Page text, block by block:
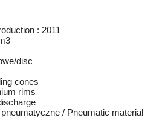
: 2011
disc
cones
rims
/ Pneumatic material